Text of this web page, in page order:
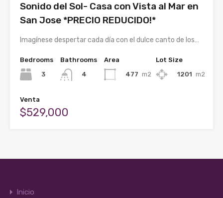
Sonido del Sol- Casa con Vista al Mar en
San Jose *PRECIO REDUCIDO!*
Imagínese despertar cada día con el dulce canto de los…
Bedrooms
3
Bathrooms
4
Area
477 m2
Lot Size
1201 m2
Venta
$529,000
Inicio